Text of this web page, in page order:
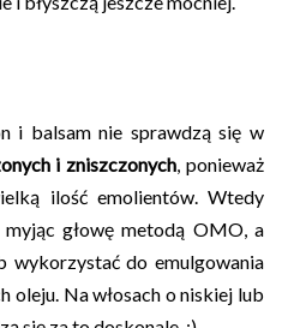
i balsam nie sprawdzą się w
i zniszczonych, ponieważ
ilość emolientów. Wtedy
głowę metodą OMO, a
wykorzystać do emulgowania
oleju. Na włosach o niskiej lub